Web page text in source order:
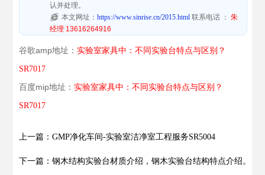
认并处理。
本文网址：https://www.sinrise.cn/2015.html 联系电话 ：朱
经理 13616264916
谷歌amp地址：实验室家具中：不同实验台特点与区别？
SR7017
百度mip地址：实验室家具中：不同实验台特点与区别？
SR7017
上一篇：GMP净化车间-实验室洁净室工程服务SR5004
下一篇：钢木结构实验台材质介绍，钢木实验台结构特点介绍。